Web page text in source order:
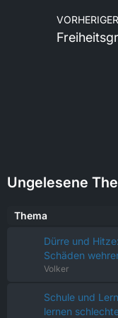
Ungelesene
Thema
Dürre und
Schäden
Volker
Schule und
lernen